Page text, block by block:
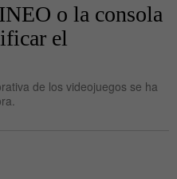
o la consola
el
de los videojuegos se ha